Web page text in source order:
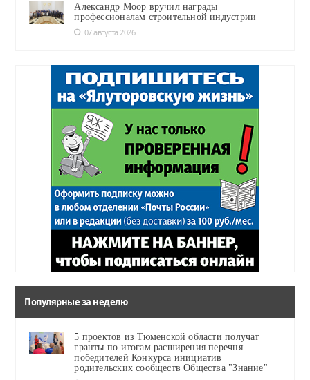
Александр Моор вручил награды
профессионалам строительной индустрии
07 августа 2026
Популярные за неделю
5 проектов из Тюменской области получат
гранты по итогам расширения перечня
победителей Конкурса инициатив
родительских сообществ Общества "Знание"